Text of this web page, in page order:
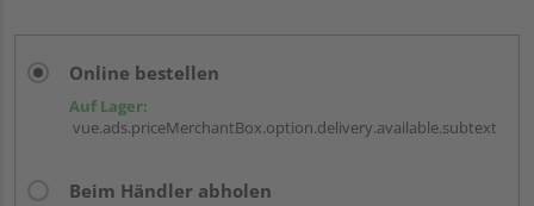
Online bestellen
Auf Lager:
vue.ads.priceMerchantBox.option.delivery.available.subtext
Beim Händler abholen